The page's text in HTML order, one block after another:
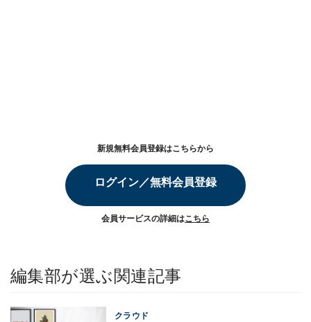
新規無料会員登録はこちらから
ログイン／無料会員登録
会員サービスの詳細はこちら
編集部が選ぶ関連記事
クラウド